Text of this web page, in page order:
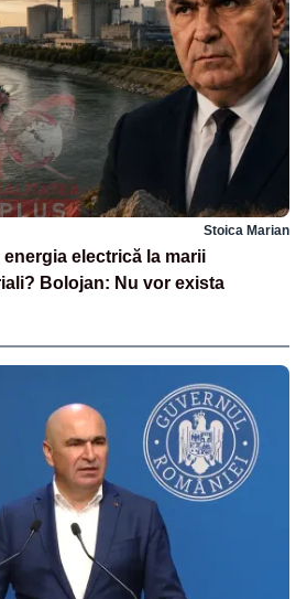
Stoica Marian
electrică la marii
Bolojan: Nu vor exista